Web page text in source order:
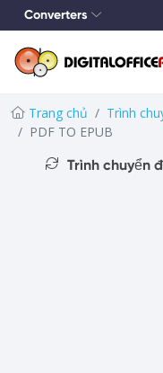
Converters
Trang chủ Trình
PDF TO EPUB
Trình chuyển